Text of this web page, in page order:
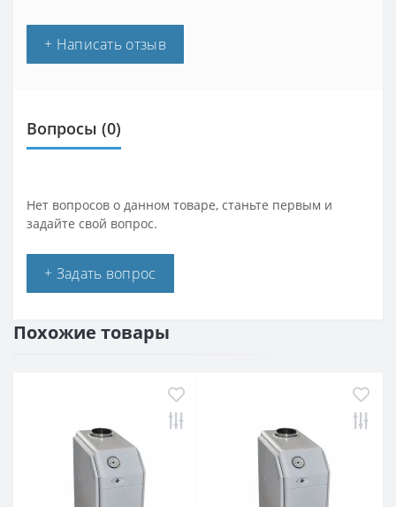
+ Написать отзыв
Вопросы (0)
Нет вопросов о данном товаре, станьте первым и
задайте свой вопрос.
+ Задать вопрос
Похожие товары